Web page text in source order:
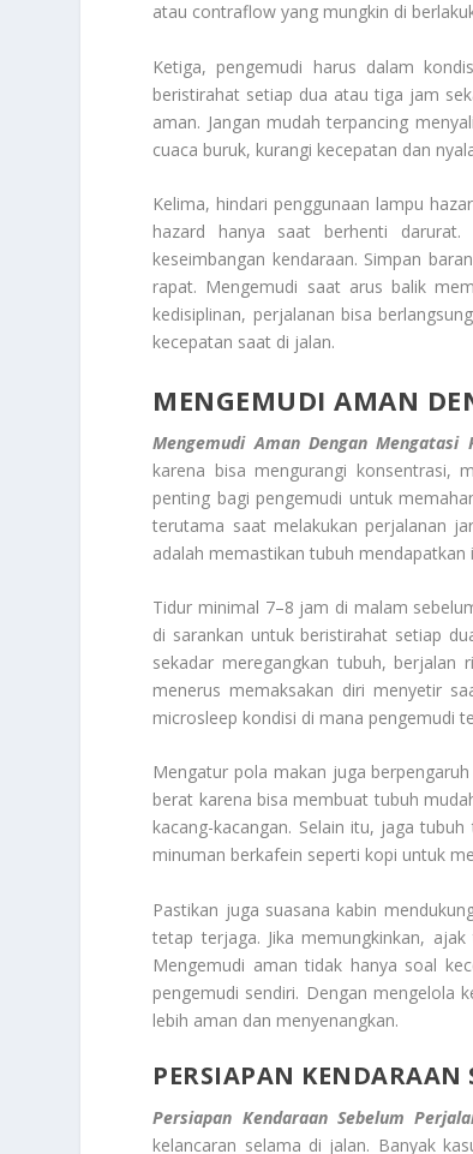
atau contraflow yang mungkin di
Ketiga, pengemudi harus dalam
beristirahat setiap dua atau tiga jam
aman. Jangan mudah terpancing
cuaca buruk, kurangi kecepatan dan
Kelima, hindari penggunaan lampu
hazard hanya saat berhenti darurat.
keseimbangan kendaraan. Simpan
rapat. Mengemudi saat arus balik
kedisiplinan, perjalanan bisa
kecepatan saat di jalan.
MENGEMUDI AMAN
Mengemudi Aman Dengan Mengatasi
karena bisa mengurangi konsentrasi,
penting bagi pengemudi untuk
terutama saat melakukan perjalanan
adalah memastikan tubuh
Tidur minimal 7–8 jam di malam
di sarankan untuk beristirahat setiap
sekadar meregangkan tubuh,
menerus memaksakan diri menyetir
microsleep kondisi di mana pengemudi
Mengatur pola makan juga
berat karena bisa membuat tubuh
kacang-kacangan. Selain itu, jaga
minuman berkafein seperti kopi untuk
Pastikan juga suasana kabin
tetap terjaga. Jika memungkinkan,
Mengemudi aman tidak hanya soal
pengemudi sendiri. Dengan mengelola
lebih aman dan menyenangkan.
PERSIAPAN KENDARAAN
Persiapan Kendaraan Sebelum
kelancaran selama di jalan. Banyak